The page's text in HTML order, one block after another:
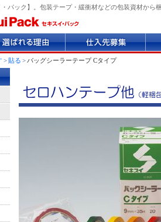
パック】。包装テープ・緩衝材などの包装資材から
入
先
業
> 貼る > バッグシーラーテープ Cタイプ